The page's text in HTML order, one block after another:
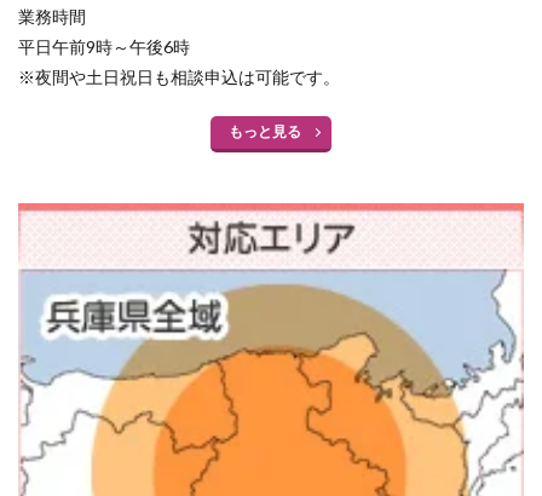
業務時間
平日午前9時～午後6時
※夜間や土日祝日も相談申込は可能です。
もっと見る